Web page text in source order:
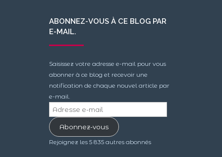
ABONNEZ-VOUS À CE BLOG PAR
E-MAIL.
Saisissez votre adresse e-mail pour vous
abonner à ce blog et recevoir une
notification de chaque nouvel article par
e-mail.
Adresse
e-
mailAbonnez-vous
Rejoignez les 5 835 autres abonnés